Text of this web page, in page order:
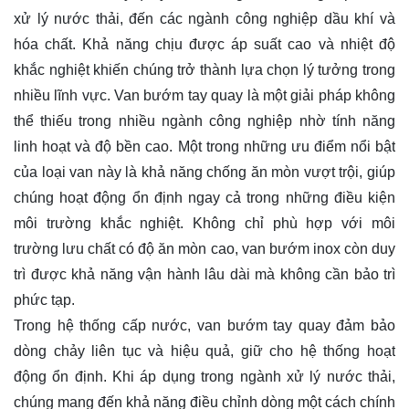
xử lý nước thải, đến các ngành công nghiệp dầu khí và
hóa chất. Khả năng chịu được áp suất cao và nhiệt độ
khắc nghiệt khiến chúng trở thành lựa chọn lý tưởng trong
nhiều lĩnh vực. Van bướm tay quay là một giải pháp không
thể thiếu trong nhiều ngành công nghiệp nhờ tính năng
linh hoạt và độ bền cao. Một trong những ưu điểm nổi bật
của loại van này là khả năng chống ăn mòn vượt trội, giúp
chúng hoạt động ổn định ngay cả trong những điều kiện
môi trường khắc nghiệt. Không chỉ phù hợp với môi
trường lưu chất có độ ăn mòn cao, van bướm inox còn duy
trì được khả năng vận hành lâu dài mà không cần bảo trì
phức tạp.
Trong hệ thống cấp nước, van bướm tay quay đảm bảo
dòng chảy liên tục và hiệu quả, giữ cho hệ thống hoạt
động ổn định. Khi áp dụng trong ngành xử lý nước thải,
chúng mang đến khả năng điều chỉnh dòng một cách chính